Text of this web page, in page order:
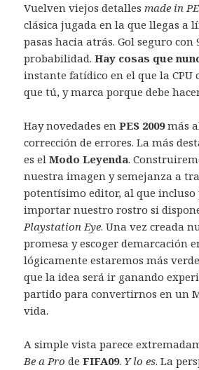
Vuelven viejos detallesmade in
clásica jugada en la que llegas a
pasas hacia atrás. Gol seguro con
probabilidad.Hay cosas que
instante fatídico en el que la CPU
que tú, y marca porque debe
Hay novedades enPES 2009más
corrección de errores. La más
es elModo Leyenda.
nuestra imagen y semejanza a
potentísimo editor, al que incluso
importar nuestro rostro si
Playstation Eye. Una vez creada
promesa y escoger demarcación
lógicamente estaremos más
que la idea será ir ganando
partido para convertirnos en un
vida.
A simple vista parece
Be a Pro deFIFA09. Y lo es. La